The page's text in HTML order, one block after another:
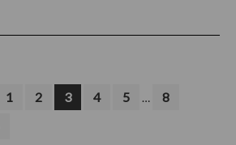
Pagina
1 Pagina
2 Pagina
3 Pagina
4 Pagina
5
Interim
… Pagina
8